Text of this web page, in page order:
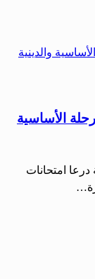
الأساسية
امتحانات